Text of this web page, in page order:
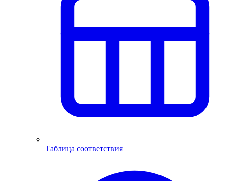
Таблица соответствия